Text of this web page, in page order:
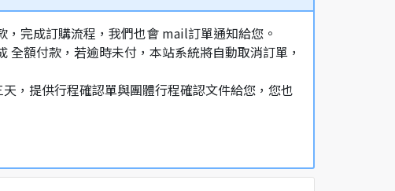
完成訂購流程，我們也會 mail訂單通知給您。
額付款，若逾時未付，本站系統將自動取消訂單，
，提供行程確認單與團體行程確認文件給您，您也